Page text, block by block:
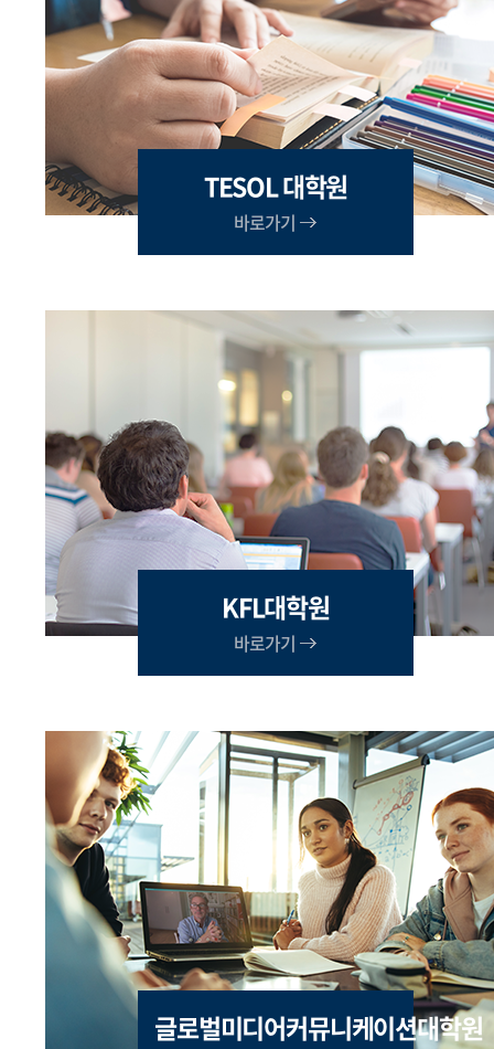
TESOL 대학원
바로가기
KFL대학원
바로가기
글로벌미디어커뮤니케이션대학원